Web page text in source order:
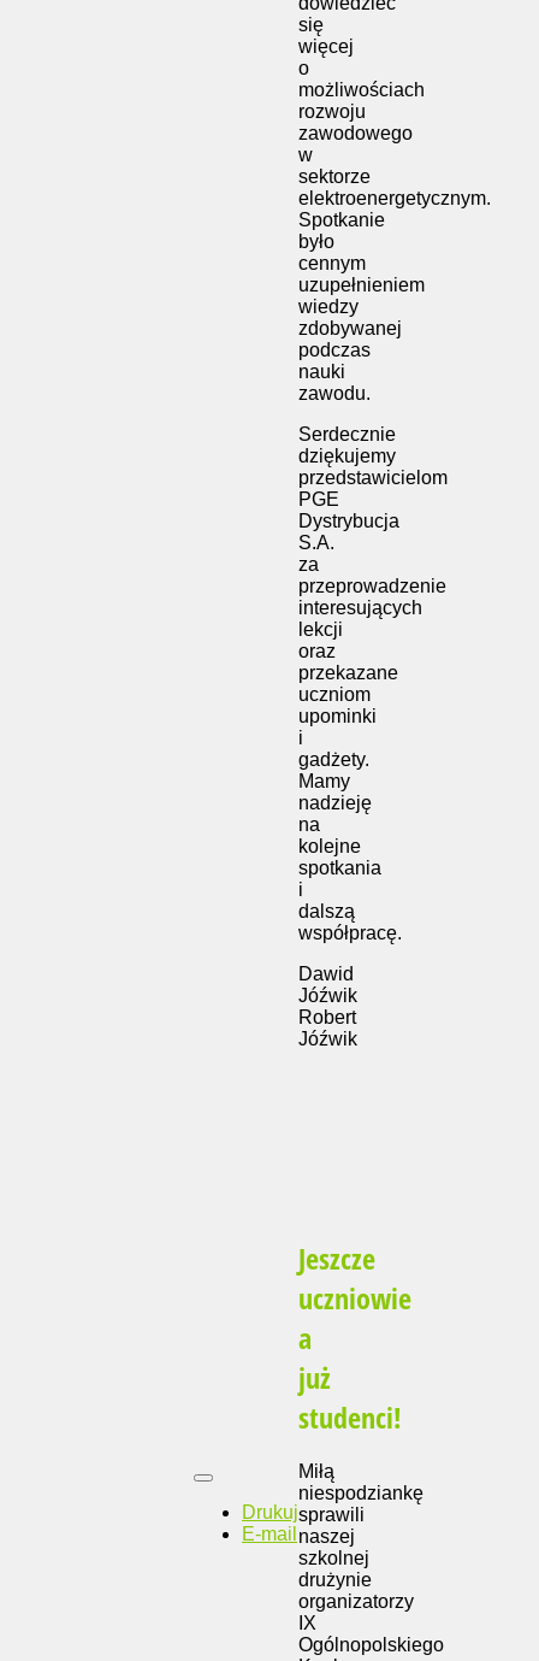
się
więcej
o
możliwościach
rozwoju
zawodowego
w
sektorze
elektroenergetycznym.
Spotkanie
było
cennym
uzupełnieniem
wiedzy
zdobywanej
podczas
nauki
zawodu.
Serdecznie
dziękujemy
przedstawicielom
PGE
Dystrybucja
S.A.
za
przeprowadzenie
interesujących
lekcji
oraz
przekazane
uczniom
upominki
i
gadżety.
Mamy
nadzieję
na
kolejne
spotkania
i
dalszą
współpracę.
Dawid
Jóźwik
Robert
Jóźwik
Jeszcze
uczniowie
a
już
studenci!
Drukuj
E-mail
Miłą
niespodziankę
sprawili
naszej
szkolnej
drużynie
organizatorzy
IX
Ogólnopolskiego